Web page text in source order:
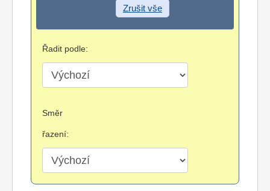
Zrušit vše
Řadit podle:
Směr
řazení: